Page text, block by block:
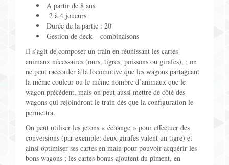
A partir de 8 ans
2 à 4 joueurs
Durée de la partie : 20′
Gestion de deck – combinaisons
Il s’agit de composer un train en réunissant les cartes
animaux nécessaires (ours, tigres, poissons ou girafes), ; on
ne peut raccorder à la locomotive que les wagons partageant
la même couleur ou le même nombre d’animaux que le
wagon précédent, mais on peut aussi mettre de côté des
wagons qui rejoindront le train dès que la configuration le
permettra.
On peut utiliser les jetons « échange » pour effectuer des
conversions (par exemple: deux girafes valent un tigre) et
ainsi optimiser ses cartes en main pour pouvoir acquérir les
bons wagons ; les cartes bonus ajoutent du piment, en